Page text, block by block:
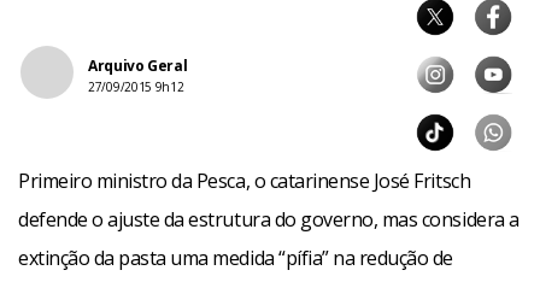
Arquivo Geral
27/09/2015 9h12
Primeiro ministro da Pesca, o catarinense José Fritsch
defende o ajuste da estrutura do governo, mas considera a
extinção da pasta uma medida “pífia” na redução de